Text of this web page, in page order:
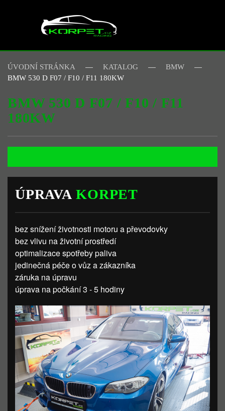
Skip to main content
ÚVODNÍ STRÁNKA KATALOG
BMW
BMW 530 D F07 / F10 / F11 180KW
BMW 530 D F07 / F10 / F11
180KW
ÚPRAVAKORPET
bez snížení životnosti motoru a převodovky
bez vlivu na životní prostředí
optimalizace spotřeby paliva
jedinečná péče o vůz a zákazníka
záruka na úpravu
úprava na počkání 3 - 5 hodiny